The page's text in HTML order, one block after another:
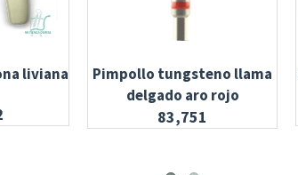
liviana
Pimpollo tungsteno llama
delgado aro rojo
83,751